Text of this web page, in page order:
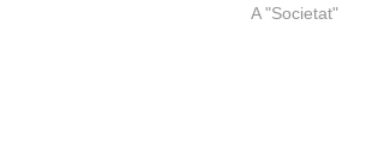
A "Societat"